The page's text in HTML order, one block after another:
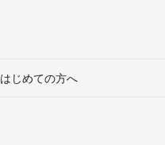
はじめての方へ